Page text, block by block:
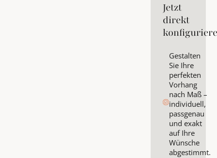
Jetzt
direkt
Gestalten
Sie Ihre
perfekten
Vorhang
nach Maß –
individuell,
passgenau
und exakt
auf Ihre
Wünsche
abgestimmt.